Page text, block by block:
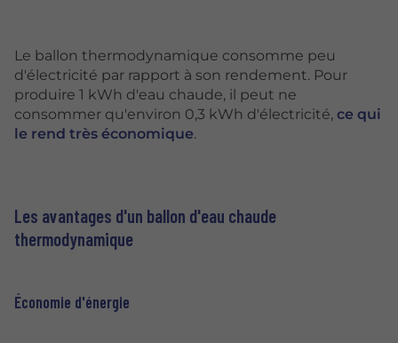
Le ballon thermodynamique consomme peu
d'électricité par rapport à son rendement. Pour
produire 1 kWh d'eau chaude, il peut ne
consommer qu'environ 0,3 kWh d'électricité, ce qui
le rend très économique.
Les avantages d'un ballon d'eau chaude
thermodynamique
Économie d'énergie